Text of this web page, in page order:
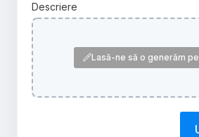
Descriere
Lasă-ne să o generăm